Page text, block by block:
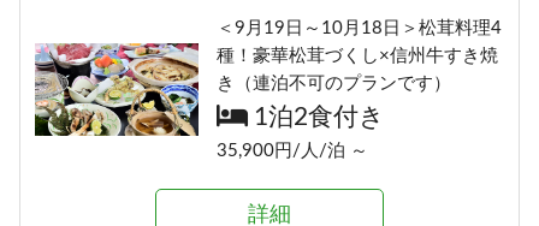
き酒セット付き】1泊2食プラン
1泊2食付き
19,900円/人/泊 ～
詳細
ボリューム満点！変な肉プラン“肉
肉魚！？好きな料理を選べる”（連
泊不可のプランです）
1泊2食付き
詳細
＜9月19日～10月18日＞松茸料理4
種！豪華松茸づくし×信州牛すき焼
き（連泊不可のプランです）
1泊2食付き
35,900円/人/泊 ～
詳細